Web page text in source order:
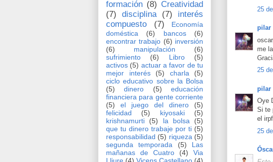
25
pilar
me
25
pilar
Oye
Si te
el
25
formación (8) Creatividad
(7)
disciplina (7)
interés
compuesto
(7)
Economía
doméstica
(6) bancos
(6)
encontrar trabajo (6) inversión
(6)
manipulación
(6)
sufrimiento
(6) Libro
(5)
activos (5) actuar a favor de tu
mejor interés
(5) charla
(5)
ciclo educativo sobre la Bolsa
(5)
dinero (5)
educación
financiera para gente corriente
(5)
el juego del dinero
(5)
felicidad
(5) kiyosaki
(5)
krishnamurti
(5) la bolsa
(5)
que tu dinero trabaje por ti (5)
responsabilidad (5) riqueza (5)
segunda temporada
(5)
Las
mañanas de Cuatro
(4)
Via